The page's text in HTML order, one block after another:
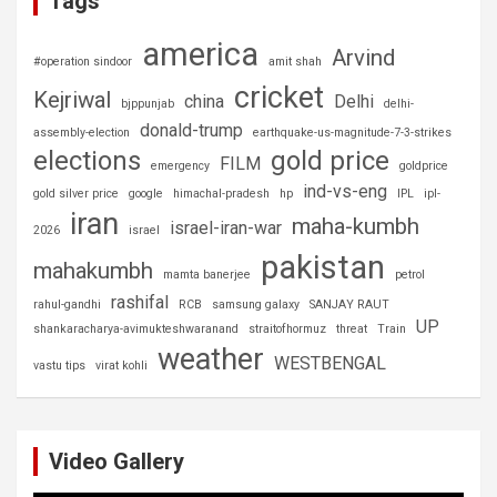
#operation sindoor america amit shah
Arvind
Kejriwal
bjppunjab china cricket Delhi
delhi-
assembly-election
donald-trump earthquake-us-magnitude-7-3-strikes
elections emergency FILM gold price
goldprice
gold silver price
google himachal-pradesh hp ind-vs-eng IPL ipl-
2026 iran israel israel-iran-war maha-kumbh
mahakumbh
mamta banerjee pakistan petrol
rahul-gandhi rashifal RCB samsung galaxy
SANJAY RAUT
shankaracharya-avimukteshwaranand
straitofhormuz threat Train UP
vastu tips virat kohli weather WESTBENGAL
Video Gallery